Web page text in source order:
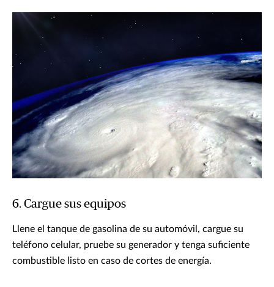
6. Cargue sus equipos
Llene el tanque de gasolina de su automóvil, cargue su
teléfono celular, pruebe su generador y tenga suficiente
combustible listo en caso de cortes de energía.